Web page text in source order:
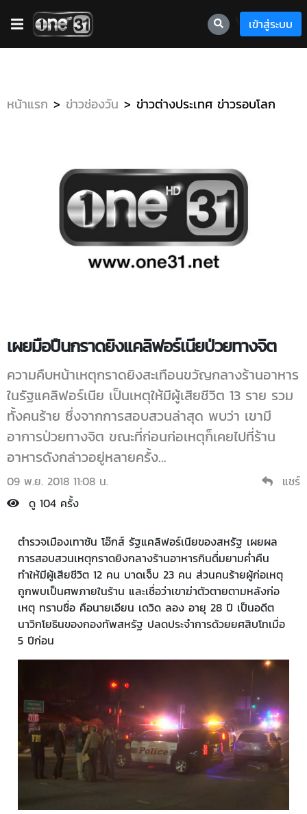
เข้าสู่ระบบ
หน้าแรก ข่าวช่องวัน ข่าวต่างประเทศ ข่าวรอบโลก
เผยมือปืนกราดยิงแคลิฟอร์เนียป่วยทางจิต
ความคืบหน้าเหตุกราดยิงสะเทือนขวัญกลางร้านอาหาร
ในรัฐแคลิฟอร์เนีย เป็นเหตุให้มีผู้เสียชีวิต 13 ราย รวม
ทั้งคนร้าย ซึ่งจากการสอบสวนล่าสุด พบว่า เขามี
อาการป่วยทางจิต ขณะที่ก่อนก่อเหตุก็เคยไปที่ร้าน
อาหารดังกล่าวอยู่หลายครั้ง...
09 พ.ย. 2018 11:08 น.
แชร์
ดู 104 ครั้ง
ตำรวจเมืองเทาซัน โอ๊กส์ รัฐแคลิฟอร์เนียของสหรัฐ เผยผล
การสอบสวนเหตุกราดยิงกลางร้านอาหารกินดื่มยามค่ำคืน
ทำให้มีผู้เสียชีวิต 12 คน บาดเจ็บ 23 คน ส่วนคนร้ายผู้ก่อเหตุ
ถูกพบเป็นศพภายในร้าน และเชื่อว่าเขาฆ่าตัวตายตามหลังก่อ
เหตุ ทราบชื่อ คือนายเอียน เดวิด ลอง อายุ 28 ปี เป็นอดีต
นาวิกโยธินของกองทัพสหรัฐ ปลดประจำการด้วยยศสิบโทเมื่อ
5 ปีก่อน